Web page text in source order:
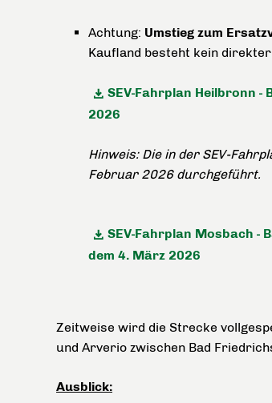
Achtung: Umstieg zum
Kaufland besteht kein
SEV-Fahrplan Heilbronn -
2026
Hinweis: Die in der SEV-
Februar 2026 durchgeführt.
SEV-Fahrplan Mosbach -
dem 4. März 2026
Zeitweise wird die Strecke
und Arverio zwischen Bad
Ausblick: